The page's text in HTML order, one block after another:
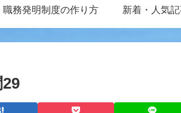
職務発明制度の作り方 新着・人気